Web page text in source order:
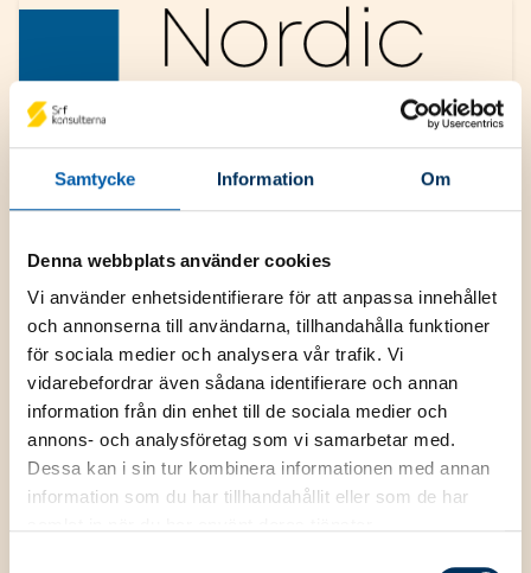
Samtycke Information Om
Denna webbplats använder cookies
Vi använder enhetsidentifierare för att anpassa innehållet
och annonserna till användarna, tillhandahålla funktioner
för sociala medier och analysera vår trafik. Vi
vidarebefordrar även sådana identifierare och annan
information från din enhet till de sociala medier och
annons- och analysföretag som vi samarbetar med.
Dessa kan i sin tur kombinera informationen med annan
information som du har tillhandahållit eller som de har
NAF Nordic Accountant Federation
The Nordic Accountant Federation NAF is
a federation of the Nordic accounting
associations in Sweden, Finland, Norway
and Denmark. The purpose of NAF is to
identify common topics for all countries